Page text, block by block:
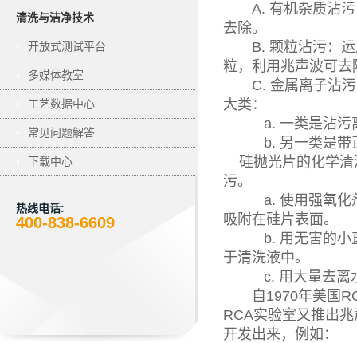
清洗与洁净技术
开放式测试平台
多媒体教室
工艺数据中心
常见问题解答
下载中心
热线电话:
400-838-6609
A. 有机杂质沾污
去除。
B. 颗粒沾污：运
粒，利用兆声波可
C. 金属离子沾污
大类：
a. 一类是沾污离
b. 另一类是带正
硅抛光片的化学清
污。
a. 使用强氧化剂
吸附在硅片表面。
b. 用无害的小直
于清洗液中。
c. 用大量去离水
自1970年美国
RCA实验室又推出
开发出来，例如：